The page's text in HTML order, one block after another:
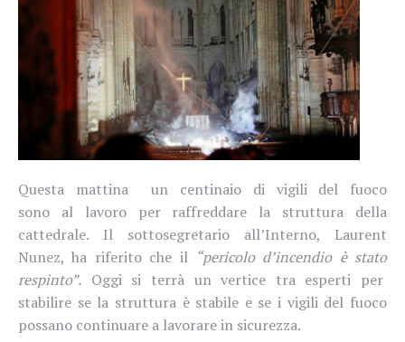
Questa mattina un centinaio di vigili del fuoco
sono allavoro per raffreddare la struttura della
cattedrale. Il sottosegretario all’Interno, Laurent
Nunez, ha riferito che il “pericolo d’incendio è stato
respinto”. Oggi si terrà un vertice tra esperti per
stabilire se la struttura è stabile e se i vigili del fuoco
possano continuare a lavorare in sicurezza.